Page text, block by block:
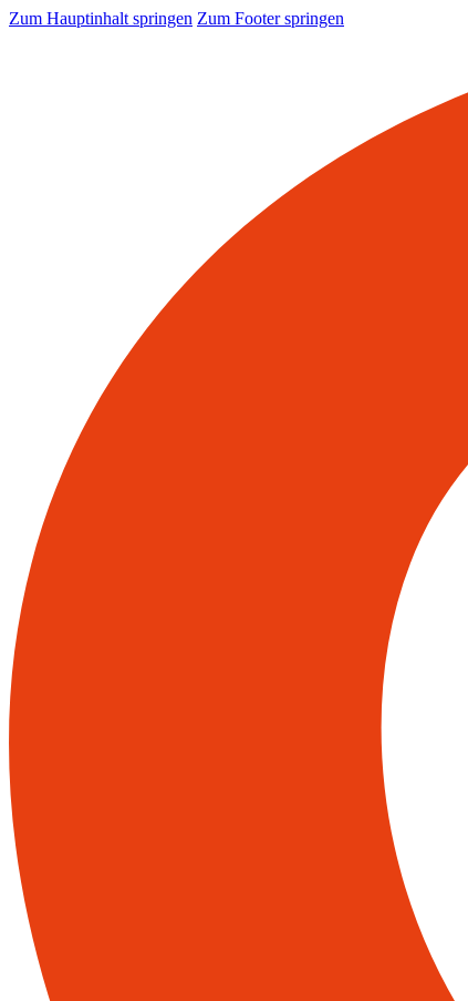
Zum Hauptinhalt springen Zum Footer springen